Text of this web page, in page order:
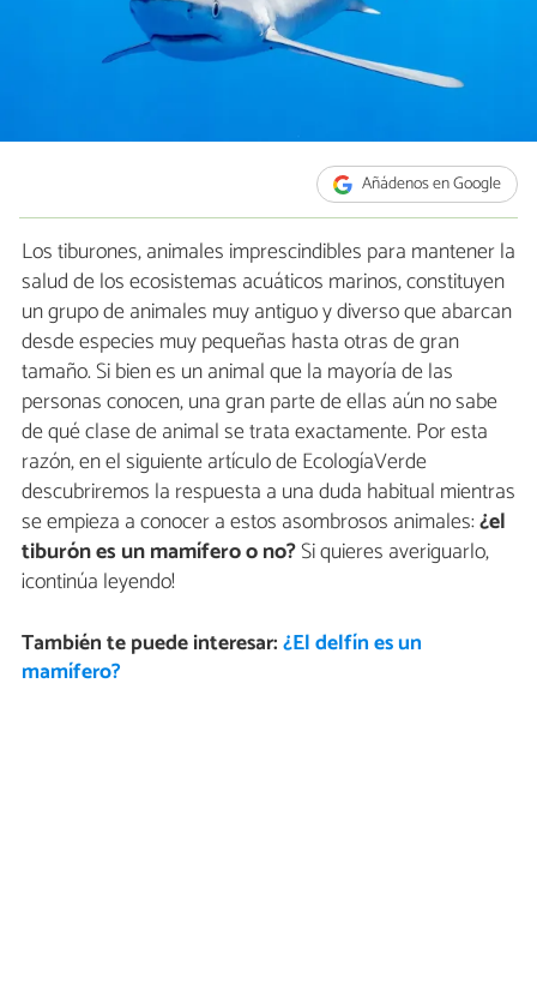
Añádenos en Google
Los tiburones, animales imprescindibles para mantener la
salud de los ecosistemas acuáticos marinos, constituyen
un grupo de animales muy antiguo y diverso que abarcan
desde especies muy pequeñas hasta otras de gran
tamaño. Si bien es un animal que la mayoría de las
personas conocen, una gran parte de ellas aún no sabe
de qué clase de animal se trata exactamente. Por esta
razón, en el siguiente artículo de EcologíaVerde
descubriremos la respuesta a una duda habitual mientras
se empieza a conocer a estos asombrosos animales:¿el
tiburón es un mamífero o no?Si quieres averiguarlo,
¡continúa leyendo!
También te puede interesar:¿El delfín es un
mamífero?